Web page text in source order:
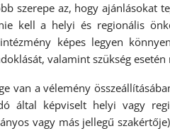
szerepe az, hogy ajánlásokat
kell a helyi és regionális
képes legyen
valamint szükség
van a vélemény
által képviselt helyi vagy
vagy más jellegű